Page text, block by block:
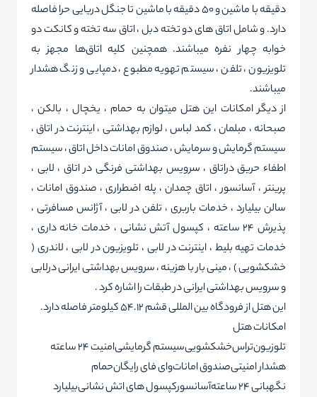
دقیقه با ماشین و 50 دقیقه با ماشین تا جنگل دریایی حرا فاصله
دارد. و شامل اتاق های دو تخته دبل ، اتاق سه تخته و کانکت دو
خوابه چهار نفره میباشند. همچنین کلیه اتاق‌ها مجهز به
تلویزیون ، تلفن ، سیستم تهویه مطبوع ، دمپایی و زنگ هشدار
میباشند.
از دیگر امکانات این هتل میتوان به حمام ، یخچال ، بالکن ،
صبحانه ، مبلمان ، کمد لباس ، لوازم بهداشتی ، اینترنت در اتاق ،
سیستم گرمایش و سرمایش ، صندوق امانات داخل اتاق ، سیستم
اطفاء حریق دراتاق ، سرویس بهداشتی فرنگی در اتاق ، لابی ،
پرینتر ، آسانسور ، اتاق چمدان ، پله اضطراری ، صندوق امانات ،
سالن بیلیارد ، خدمات باربری ، تلفن در لابی ، آژانس مسافرتی ،
پذیرش 24 ساعته ، کپسول آتش نشانی ، خدمات خانه داری ،
خدمات تهیه بلیط ، اینترنت در لابی ، تلویزیون در لابی ، لاندری (
خشکشویی ) ، مینی بار با هزینه ، سرویس بهداشتی ایرانی درلابی
و سرویس بهداشتی ایرانی در طبقات را اشاره کرد .
این هتل از فرودگاه بین المللی قشم 54.12 کیلومتر فاصله دارد.
امکانات هتل
تلوزیونتراسخشکشوییسیستم گرمایشیامنیت 24 ساعته
هشدار امنیتیصندوق اماناتوای فای رایگانحمام
نگهبانی 24 ساعته
آسانسورکپسول های اتش نشانیبیلیارد